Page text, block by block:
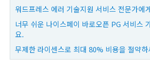
워드프레스 에러 기술지원 서비스 전문가에
너무 쉬운 나이스페이 바로오픈 PG 서비스
요.
무제한 라이센스로 최대 80% 비용을 절약하